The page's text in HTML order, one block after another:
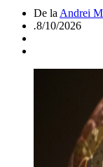
De la Andrei
.8/10/2026